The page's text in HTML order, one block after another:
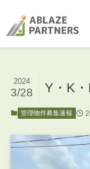
Y・K
2024
3/28
管理物件募集速報